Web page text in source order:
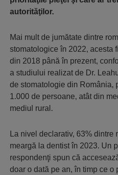
autorităţilor.
Mai mult de jumătate dintre
stomatologice în 2022, acesta
din 2018 până în prezent,
a studiului realizat de Dr.
de stomatologie din România,
1.000 de persoane, atât din
mediul rural.
La nivel declarativ, 63%
meargă la dentist în 2023. Un
respondenţi spun că
doar o dată pe an, în timp ce o